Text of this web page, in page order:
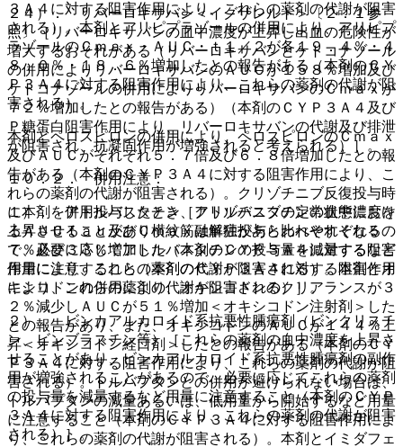
３Ａ４に対する阻害作用により、これらの薬剤の代謝が阻害
される）。本剤とアリピプラゾールの併用により、アリピプ
ラゾールのＣｍａｘ・ＡＵＣ・ｔ１／２が各１９．４％・４
８．０％・１８．６％増加したとの報告がある（本剤のＣＹ
Ｐ３Ａ４に対する阻害作用により、これらの薬剤の代謝が阻
害される）。
本剤とペロスピロンの併用により、ペロスピロンのＣｍａｘ
及びＡＵＣがそれぞれ５．７倍及び６．８倍増加したとの報
告がある（本剤のＣＹＰ３Ａ４に対する阻害作用により、こ
れらの薬剤の代謝が阻害される）。クリゾチニブ反復投与時
に本剤を併用投与したとき、クリゾチニブの定常状態におけ
るＡＵＣｔａｕ及びＣｍａｘは単独投与と比べそれぞれ５
７％及び３３％増加した（本剤のＣＹＰ３Ａ４に対する阻害
作用により、これらの薬剤の代謝が阻害される）。本剤とオ
キシコドンの併用により、オキシコドンのクリアランスが３
２％減少しＡＵＣが５１％増加＜オキシコドン注射剤＞した
との報告があり、また、オキシコドンのＡＵＣが１４４％上
昇＜オキシコドン経口剤＞したとの報告がある（本剤のＣＹ
Ｐ３Ａ４に対する阻害作用により、これらの薬剤の代謝が阻
害される）。トルバプタンとの併用が避けられない場合は、
トルバプタンの減量あるいは、低用量から開始するなど用量
に注意すること（本剤のＣＹＰ３Ａ４に対する阻害作用によ
り、これらの薬剤の代謝が阻害される）。本剤とイミダフェ
２４）． リバーロキサバン＜イグザレルト＞〔２．１参
照〕［リバーロキサバンの血中濃度が上昇し出血の危険性が
増大するおそれがある（リバーロキサバンとケトコナゾール
の併用によりリバーロキサバンのＡＵＣが１５８％増加及び
ケトコナゾールの併用によりリバーロキサバンのＣｍａｘが
７２％増加したとの報告がある）（本剤のＣＹＰ３Ａ４及び
Ｐ糖蛋白阻害作用により、リバーロキサバンの代謝及び排泄
が阻害され、抗凝固作用が増強されると考えられる）］。
１０．２． 併用注意：
１）． アトルバスタチン［アトルバスタチンの血中濃度を
上昇させることがあり横紋筋融解症があらわれやすくなるの
で、必要に応じてアトルバスタチンの投与量を減量するなど
用量に注意すること（本剤のＣＹＰ３Ａ４に対する阻害作用
により、これらの薬剤の代謝が阻害される）］。
２）． ビンカアルカロイド系抗悪性腫瘍剤（ビンクリスチ
ン、ビンブラスチン等）［これらの薬剤の血中濃度を上昇さ
せることがあり、ビンカアルカロイド系抗悪性腫瘍剤の副作
用が増強されることがあるので、必要に応じてこれらの薬剤
の投与量を減量するなど用量に注意すること（本剤のＣＹＰ
３Ａ４に対する阻害作用により、これらの薬剤の代謝が阻害
される）］。